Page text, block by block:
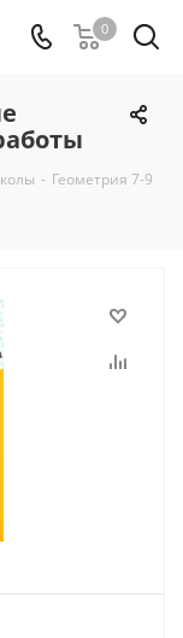
0
- Геометрия 7-9